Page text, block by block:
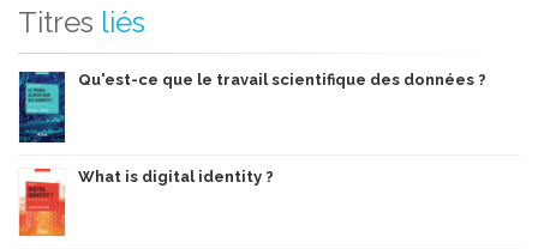
Titres liés
Qu'est-ce que le travail scientifique des données ?
What is digital identity ?